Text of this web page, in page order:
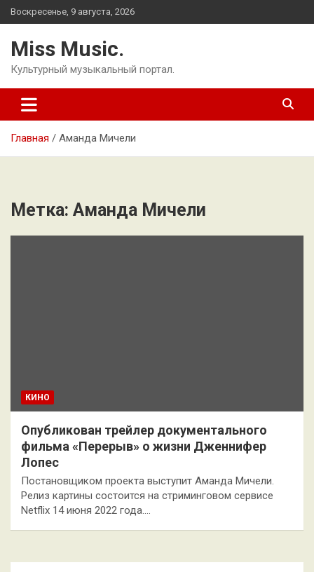
Перейти
к
Воскресенье, 9 августа, 2026
Miss Music.
Культурный музыкальный портал.
Главная Аманда Мичели
Метка: Аманда Мичели
КИНО
Опубликован трейлер документального
фильма «Перерыв» о жизни Дженнифер
Лопес
Постановщиком проекта выступит Аманда Мичели.
Релиз картины состоится на стриминговом сервисе
Netflix 14 июня 2022 года.…